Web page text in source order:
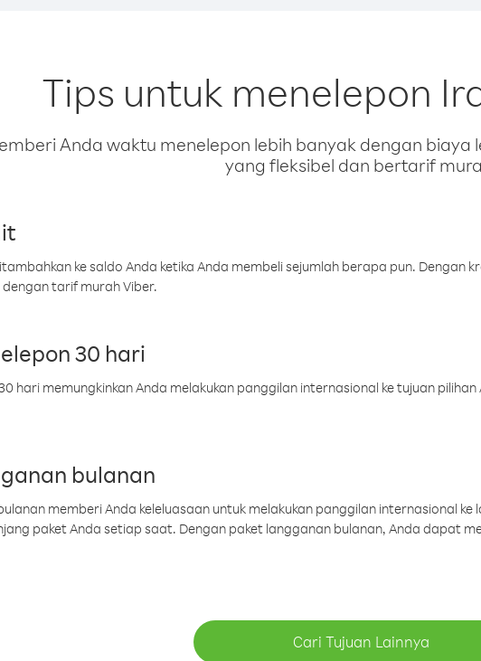
Tips untuk menelepon
Anda waktu menelepon lebih banyak dengan biaya
yang fleksibel dan bertarif
ke saldo Anda ketika Anda membeli sejumlah berapa pun. Dengan
tarif murah Viber.
30 hari
hari memungkinkan Anda melakukan panggilan internasional ke tujuan
bulanan
memberi Anda keleluasaan untuk melakukan panggilan internasional
paket Anda setiap saat. Dengan paket langganan bulanan, Anda dapat
Cari Tujuan Lainnya